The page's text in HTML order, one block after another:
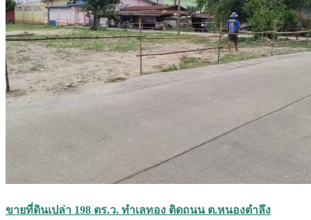
ขายที่ดินเปล่า 198 ตร.ว. ทำเลทอง ติดถนน ต.หนองตำลึง